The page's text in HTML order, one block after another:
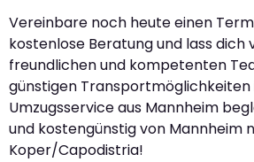
Vereinbare noch heute einen
kostenlose Beratung und lass dich
freundlichen und kompetenten
günstigen Transportmöglichkeiten
Umzugsservice aus Mannheim
und kostengünstig von Mannheim
Koper/Capodistria!